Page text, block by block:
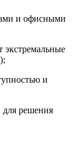
и офисными
и
для решения